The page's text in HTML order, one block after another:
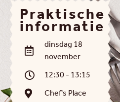
Praktische
informatie
dinsdag 18
november
12:30 - 13:15
Chef's Place